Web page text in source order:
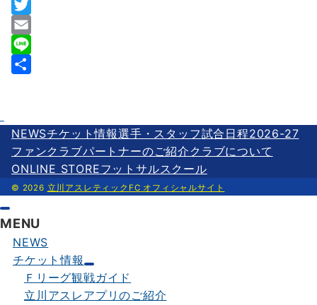
F
a
c
e
o
k
T
w
e
r
E
m
l
L
e
NEWSチケット情報選手・スタッフ試合日程2026-27
ファンクラブパートナーのご紹介 クラブについて
ONLINE STOREフットサルスクール
© 2026 立川アスレティックFC オフィシャルサイト
MENU
NEWS
チケット情報
Ｆリーグ観戦ガイド
立川アスレアプリのご紹介